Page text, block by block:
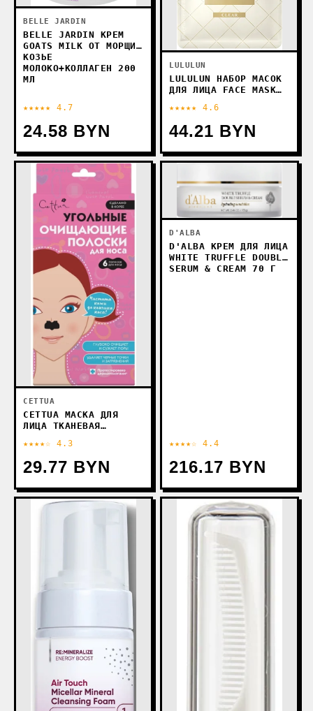
BELLE JARDIN
BELLE JARDIN КРЕМ
GOATS MILK ОТ МОРЩИН
КОЗЬЕ
МОЛОКО+КОЛЛАГЕН 200
МЛ
★★★★★ 4.7
24.58 BYN
LULULUN
LULULUN НАБОР МАСОК
ДЛЯ ЛИЦА FACE MASK
7 ШТ
★★★★★ 4.6
44.21 BYN
CETTUA
CETTUA МАСКА ДЛЯ
ЛИЦА ТКАНЕВАЯ
ПОЛОСКИ ДЛЯ НОСА 6
ШТ
★★★★☆ 4.3
29.77 BYN
D'ALBA
D'ALBA КРЕМ ДЛЯ ЛИЦА
WHITE TRUFFLE DOUBLE
SERUM & CREAM 70 Г
★★★★☆ 4.4
216.17 BYN